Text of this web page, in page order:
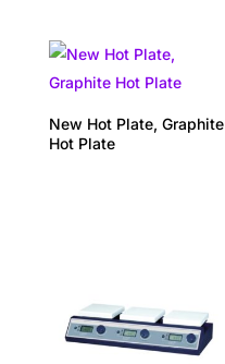
New Hot Plate, Graphite
Hot Plate